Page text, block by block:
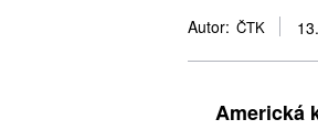
Autor: ČTK
Americká